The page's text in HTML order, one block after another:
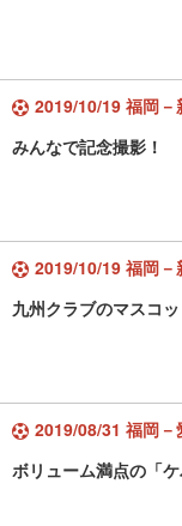
2019/10/19 福岡－
みんなで記念撮影！
2019/10/19 福岡－
九州クラブのマスコ
2019/08/31 福岡－
ボリューム満点の「